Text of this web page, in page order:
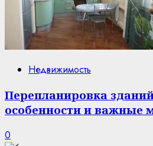
Недвижимость
Перепланировка
особенности и важные
0